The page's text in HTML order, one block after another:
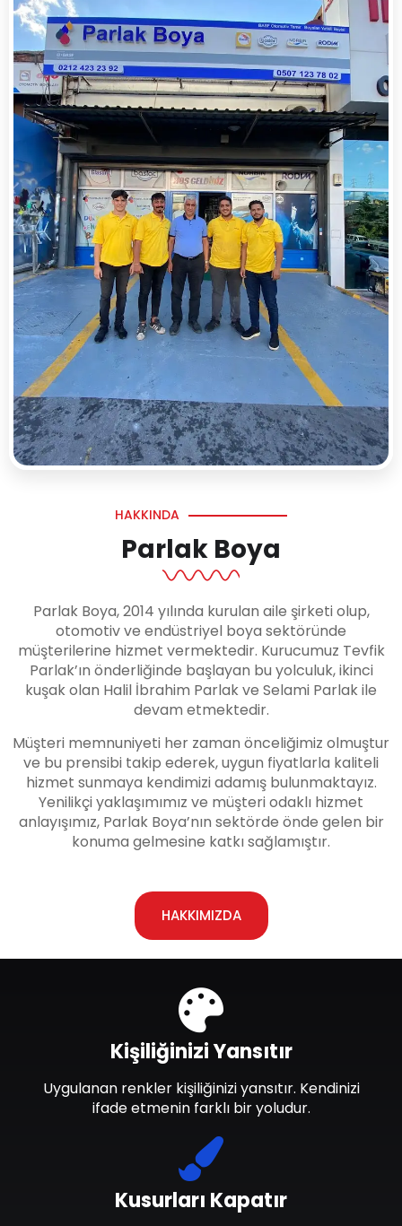
HAKKINDA
Parlak Boya
Parlak Boya, 2014 yılında kurulan aile şirketi olup,
otomotiv ve endüstriyel boya sektöründe
müşterilerine hizmet vermektedir. Kurucumuz Tevfik
Parlak’ın önderliğinde başlayan bu yolculuk, ikinci
kuşak olan Halil İbrahim Parlak ve Selami Parlak ile
devam etmektedir.
Müşteri memnuniyeti her zaman önceliğimiz olmuştur
ve bu prensibi takip ederek, uygun fiyatlarla kaliteli
hizmet sunmaya kendimizi adamış bulunmaktayız.
Yenilikçi yaklaşımımız ve müşteri odaklı hizmet
anlayışımız, Parlak Boya’nın sektörde önde gelen bir
konuma gelmesine katkı sağlamıştır.
HAKKIMIZDA
Kusurları Kapatır
Kişiliğinizi Yansıtır
Uygulanan renkler kişiliğinizi yansıtır. Kendinizi
ifade etmenin farklı bir yoludur.